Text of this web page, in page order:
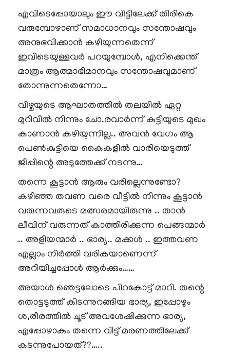
എവിടെപ്പോയാലും ഈ വീട്ടിലേക്ക് തിരികെ
വരുമ്പോഴാണ് സമാധാനവും സന്തോഷവും
അനുഭവിക്കാൻ കഴിയുന്നതെന്ന്
ഇവിടെയുള്ളവർ പറയുമ്പോൾ, എനിക്കെന്ത്
മാത്രം ആത്മാഭിമാനവും സന്തോഷവുമാണ്
തോന്നുന്നതെന്നോ…
വീഴ്ചയുടെ ആഘാതത്തിൽ തലയിൽ ഏറ്റ
മുറിവിൽ നിന്നും ചോ.രവാർന്ന് കുട്ടിയുടെ മുഖം
കാണാൻ കഴിയുന്നില്ല.. അവൻ വേഗം ആ
പെൺകുട്ടിയെ കൈകളിൽ വാരിയെടുത്ത്
ജീപ്പിന്റെ അടുത്തേക്ക് നടന്നു…
തന്നെ കൂട്ടാൻ ആരും വരില്ലെന്നുണ്ടോ?
കഴിഞ്ഞ തവണ വരെ വീട്ടിൽ നിന്നും കൂട്ടാൻ
വരുന്നവരുടെ മത്സരമായിരുന്നു .. താൻ
ലീവിന് വരുന്നത് കാത്തിരിക്കുന്ന പെങ്ങന്മാർ
.. അളിയന്മാർ .. ഭാര്യ.. മക്കൾ .. ഇത്തവണ
എല്ലാം നിർത്തി വരികയാണെന്ന്
അറിയിച്ചപ്പോൾ ആർക്കും……
അയാൾ ഞെട്ടലോടെ പിറകോട്ട് മാറി. തന്റെ
തൊട്ടടുത്ത് കിടന്നുറങ്ങിയ ഭാര്യ, ഇപ്പോഴും
ശ,രീരത്തിൽ ചൂട് അവശേഷിക്കുന്ന ഭാര്യ,
എപ്പോഴാകും തന്നെ വിട്ട് മരണത്തിലേക്ക്
കടന്നുപോയത്??…..